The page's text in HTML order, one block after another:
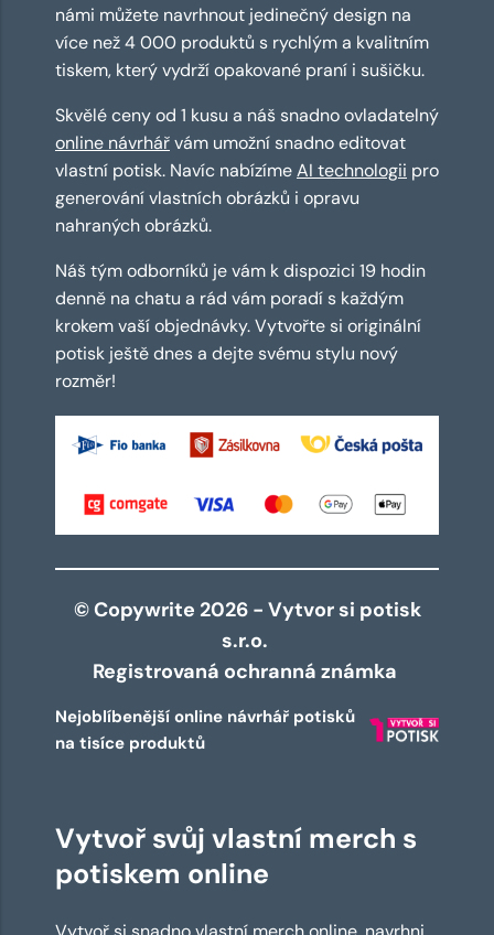
námi můžete navrhnout jedinečný design na
více než 4 000 produktů s rychlým a kvalitním
tiskem, který vydrží opakované praní i sušičku.
Skvělé ceny od 1 kusu a náš snadno ovladatelný
online návrhářvám umožní snadno editovat
vlastní potisk. Navíc nabízímeAI technologii pro
generování vlastních obrázků i opravu
nahraných obrázků.
Náš tým odborníků je vám k dispozici 19 hodin
denně na chatu a rád vám poradí s každým
krokem vaší objednávky. Vytvořte si originální
potisk ještě dnes a dejte svému stylu nový
rozměr!
© Copywrite 2026 - Vytvor si potisk
s.r.o.
Registrovaná ochranná známka
Nejoblíbenější online návrhář potisků
na tisíce produktů
Vytvoř svůj vlastní merch s
potiskem online